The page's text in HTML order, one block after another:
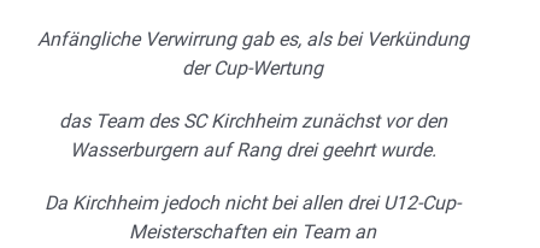
Anfängliche Verwirrung gab es, als bei Verkündung
der Cup-Wertung
das Team des SC Kirchheim zunächst vor den
Wasserburgern auf Rang drei geehrt wurde.
Da Kirchheim jedoch nicht bei allen drei U12-Cup-
Meisterschaften ein Team an